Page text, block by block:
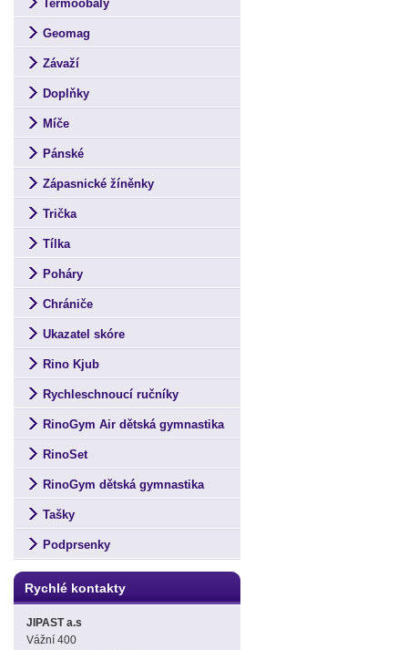
Termoobaly
Geomag
Závaží
Doplňky
Míče
Pánské
Zápasnické žíněnky
Trička
Tílka
Poháry
Chrániče
Ukazatel skóre
Rino Kjub
Rychleschnoucí ručníky
RinoGym Air dětská gymnastika
RinoSet
RinoGym dětská gymnastika
Tašky
Podprsenky
Rychlé kontakty
JIPAST a.s
Vážní 400